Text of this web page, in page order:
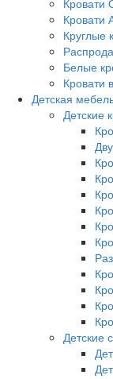
Кровати
Кровати
Круглые
Белые
Кровати
Детская
Детские
Детские